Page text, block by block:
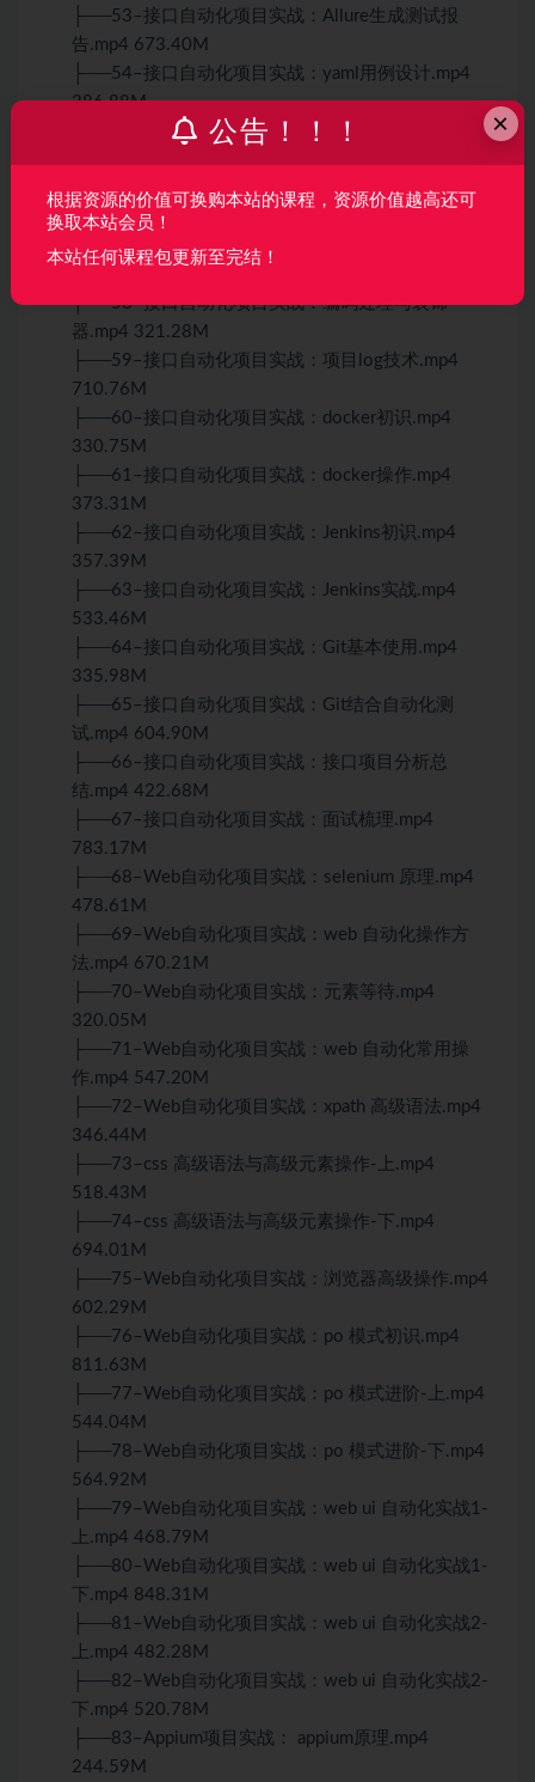
├──53–接口自动化项目实战：Allure生成测试报
告.mp4 673.40M
├──54–接口自动化项目实战：yaml用例设计.mp4
386.88M
├──55–接口自动化项目实战：Pytest结合Yaml使
├──56–接口自动化项目实战：mock原理.mp4
340.95M
├──57–接口自动化项目实战：mock技术实战.mp4
├──58–接口自动化项目实战：编码处理与装饰
器.mp4 321.28M
├──59–接口自动化项目实战：项目log技术.mp4
710.76M
├──60–接口自动化项目实战：docker初识.mp4
330.75M
├──61–接口自动化项目实战：docker操作.mp4
373.31M
├──62–接口自动化项目实战：Jenkins初识.mp4
357.39M
├──63–接口自动化项目实战：Jenkins实战.mp4
533.46M
├──64–接口自动化项目实战：Git基本使用.mp4
335.98M
├──65–接口自动化项目实战：Git结合自动化测
试.mp4 604.90M
├──66–接口自动化项目实战：接口项目分析总
结.mp4 422.68M
├──67–接口自动化项目实战：面试梳理.mp4
783.17M
├──68–Web自动化项目实战：selenium 原理.mp4
478.61M
├──69–Web自动化项目实战：web 自动化操作方
法.mp4 670.21M
├──70–Web自动化项目实战：元素等待.mp4
320.05M
├──71–Web自动化项目实战：web 自动化常用操
作.mp4 547.20M
├──72–Web自动化项目实战：xpath 高级语法.mp4
346.44M
├──73–css 高级语法与高级元素操作-上.mp4
518.43M
├──74–css 高级语法与高级元素操作-下.mp4
694.01M
├──75–Web自动化项目实战：浏览器高级操作.mp4
602.29M
├──76–Web自动化项目实战：po 模式初识.mp4
811.63M
├──77–Web自动化项目实战：po 模式进阶-上.mp4
544.04M
├──78–Web自动化项目实战：po 模式进阶-下.mp4
564.92M
├──79–Web自动化项目实战：web ui 自动化实战1-
上.mp4 468.79M
├──80–Web自动化项目实战：web ui 自动化实战1-
下.mp4 848.31M
├──81–Web自动化项目实战：web ui 自动化实战2-
上.mp4 482.28M
├──82–Web自动化项目实战：web ui 自动化实战2-
下.mp4 520.78M
├──83–Appium项目实战： appium原理.mp4
244.59M
×
公告！！！
根据资源的价值可换购本站的课程，资源价值越高还可
换取本站会员！
本站任何课程包更新至完结！